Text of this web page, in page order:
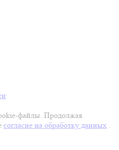
файлы. Продолжая
согласие на обработку данных .